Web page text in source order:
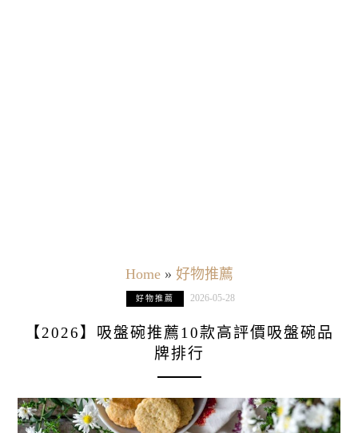
Home» 好物推薦
好物推薦 2026-05-28
【2026】吸盤碗推薦10款高評價吸盤碗品
牌排行